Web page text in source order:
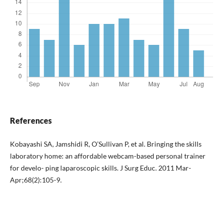
References
Kobayashi SA, Jamshidi R, O’Sullivan P, et al. Bringing the skills
laboratory home: an affordable webcam-based personal trainer
for develo- ping laparoscopic skills. J Surg Educ. 2011 Mar-
Apr;68(2):105-9.